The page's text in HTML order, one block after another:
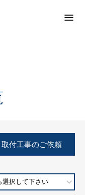
取付工事のご依頼
選択して下さい